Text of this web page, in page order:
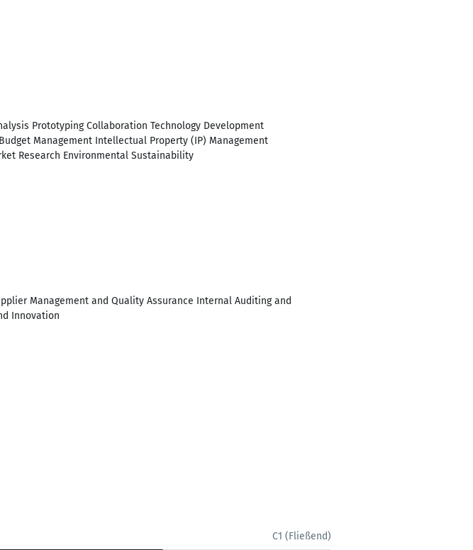
Prototyping Collaboration Technology Development
Management Intellectual Property (IP) Management
Research Environmental Sustainability
Management and Quality Assurance Internal Auditing and
Innovation
C1 (Fließend)